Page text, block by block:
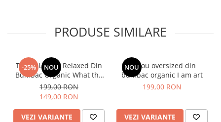
Tabelul de mărimi este furnizat de producător.
SUGESTIE! Măsurați unul dintre tricourile preferate de
acasă și comparați dimensiunile cu cele din tabel.
A - lățimea pieptului măsurată la 2,5 cm sub axilă, B - lungimea
tricoului, C - lungimea mânecii
Sizes
XXS XS S M L XL XXL
3XL
PRODUSE SIMILARE
-25% NOU
Tricou Unisex Relaxed Din
Bumbac Organic What the
fuck is matcha
199,00 RON
149,00 RON
VEZI VARIANTE
NOU
Tricou oversized din
bumbac organic I am art
199,00 RON
VEZI VARIANTE